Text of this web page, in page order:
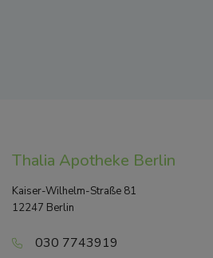
Thalia Apotheke Berlin
Kaiser-Wilhelm-Straße 81
12247 Berlin
030 7743919